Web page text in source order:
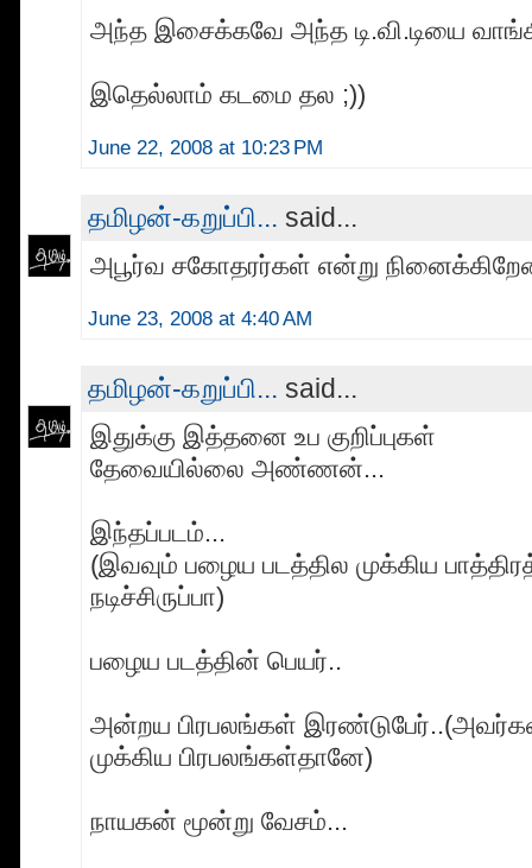
அந்த இசைக்கவே அந்த டி.வி.டியை
இதெல்லாம் கடமை தல ;))
June 22, 2008 at 10:23 PM
தமிழன்-கறுப்பி... said...
அபூர்வ சகோதரர்கள் என்று
June 23, 2008 at 4:40 AM
தமிழன்-கறுப்பி... said...
இதுக்கு இத்தனை உப குறிப்புகள்
தேவையில்லை அண்ணன்...
இந்தப்படம்...
(இவவும் பழைய படத்தில முக்கிய
நடிச்சிருப்பா)
பழைய படத்தின் பெயர்..
அன்றய பிரபலங்கள்
முக்கிய பிரபலங்கள்தானே)
நாயகன் மூன்று வேசம்...